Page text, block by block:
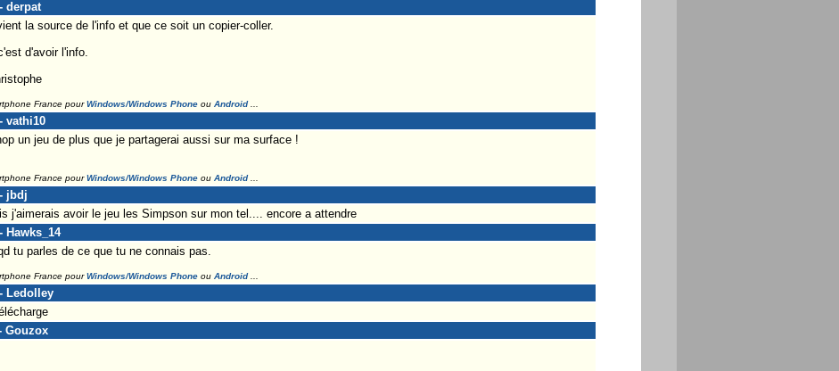
derpat
la source de l'info et que ce soit un copier-coller.
d'avoir l'info.
France pourWindows/Windows Phoneou Android...
vathi10
un jeu de plus que je partagerai aussi sur ma surface !
France pourWindows/Windows Phoneou Android...
jbdj
j'aimerais avoir le jeu les Simpson sur mon tel.... encore a attendre
Hawks_14
tu parles de ce que tu ne connais pas.
France pourWindows/Windows Phoneou Android...
Ledolley
Gouzox